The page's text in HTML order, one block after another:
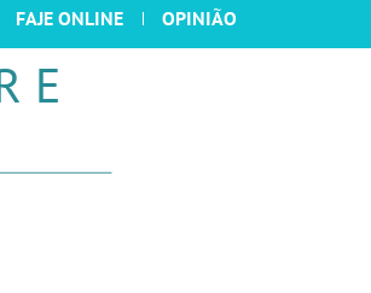
FAJE ONLINE OPINIÃO
E